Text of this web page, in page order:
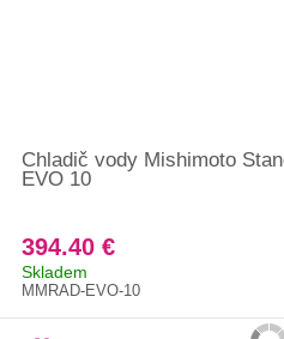
Chladič vody Mishimoto
EVO 10
394.40 €
Skladem
MMRAD-EVO-10